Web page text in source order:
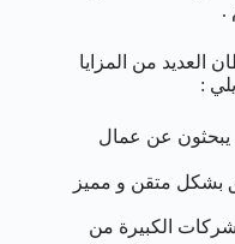
.
العديد من المزايا
:
يبحثون عن عمال
بشكل متقن و مميز
الكبيرة من